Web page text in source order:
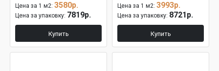
Цена за 1 м2: 3580р.
Цена за упаковку: 7819р.
Купить
Цена за 1 м2: 3993р.
Цена за упаковку: 8721р.
Купить